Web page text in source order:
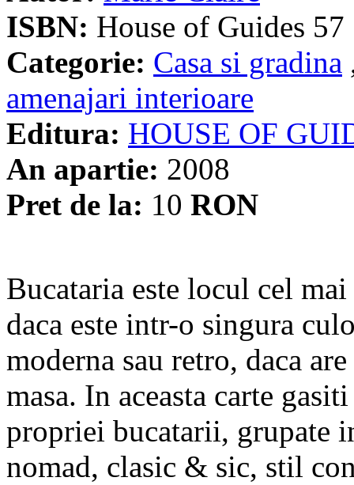
ISBN: House of Guides 57
Categorie: Casa si gradina
amenajari interioare
Editura: HOUSE OF
An apartie: 2008
Pret de la: 10 RON
Bucataria este locul cel
daca este intr-o singura
moderna sau retro, daca
masa. In aceasta carte
propriei bucatarii, grupate
nomad, clasic & sic, stil